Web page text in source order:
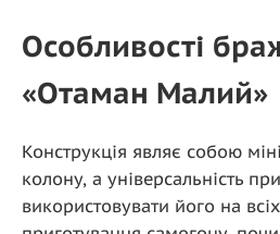
Особливості
«Отаман Малий»
Конструкція являє собою
колону, а універсальність
використовувати його на